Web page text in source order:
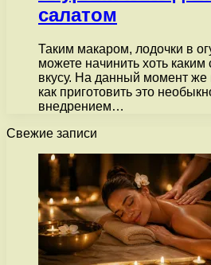
салатом
Таким макаром, лодочки в
можете начинить хоть
вкусу. На данный момент
как приготовить это
внедрением…
Свежие записи